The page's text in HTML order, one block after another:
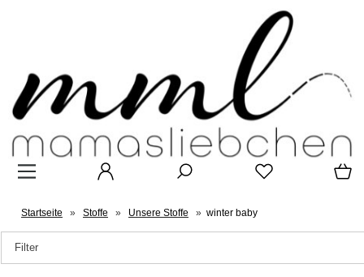
Startseite » Stoffe » Unsere Stoffe » winter baby
Filter